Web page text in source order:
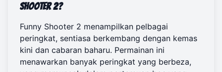
Shooter 2?
Funny Shooter 2 menampilkan pelbagai
peringkat, sentiasa berkembang dengan kemas
kini dan cabaran baharu. Permainan ini
menawarkan banyak peringkat yang berbeza,